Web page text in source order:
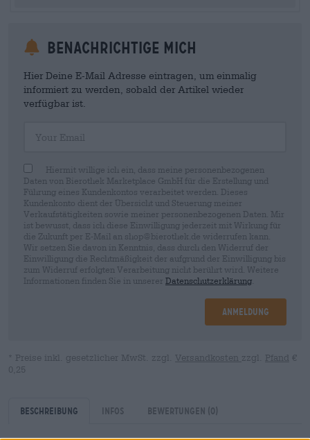
Benachrichtige mich
Hier Deine E-Mail Adresse eintragen, um einmalig
informiert zu werden, sobald der Artikel wieder
verfügbar ist.
Hiermit willige ich ein, dass meine personenbezogenen
Daten von Bierothek Marketplace GmbH für die Erstellung und
Führung eines Kundenkontos verarbeitet werden. Dieses
Kundenkonto dient der Übersicht und Steuerung meiner
Verkaufstätigkeiten sowie meiner personenbezogenen Daten. Mir
ist bewusst, dass ich diese Einwilligung jederzeit mit Wirkung für
die Zukunft per E-Mail an shop@bierothek.de widerrufen kann.
Wir setzen Sie davon in Kenntnis, dass durch den Widerruf der
Einwilligung die Rechtmäßigkeit der aufgrund der Einwilligung bis
zum Widerruf erfolgten Verarbeitung nicht berührt wird. Weitere
Informationen finden Sie in unserer Datenschutzerklärung
Anmeldung
* Preise inkl. gesetzlicher MwSt. zzgl. Versandkosten zzgl. Pfand €
0,25
Beschreibung Infos Bewertungen (0)